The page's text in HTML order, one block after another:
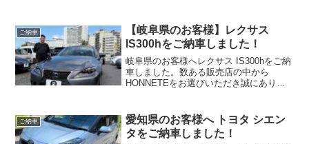
ご納車
【岐阜県のお客様】レクサス
IS300hをご納車しました！
岐阜県のお客様へレクサス IS300hをご納
車しました。数ある販売店の中から
HONNETEをお選びいただき誠にありが
ます。
ご納車
愛知県のお客様へ トヨタ シエン
タをご納車しました！